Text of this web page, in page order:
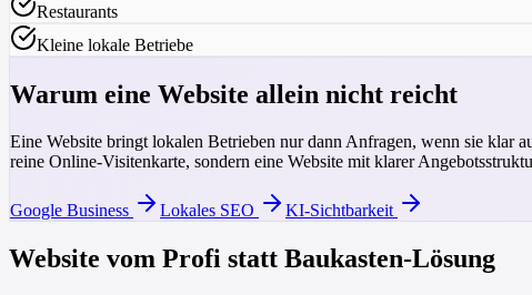
Restaurants
Kleine lokale Betriebe
Warum eine Website allein nicht reicht
Eine Website bringt lokalen Betrieben nur dann Anfragen, wenn sie klar
reine Online-Visitenkarte, sondern eine Website mit klarer
Google Business Lokales SEO KI-Sichtbarkeit
Website vom Profi statt Baukasten-Lösung